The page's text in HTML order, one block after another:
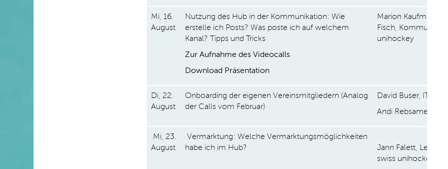
Mi, 16.
August
Nutzung des Hub in der Kommunikation: Wie
erstelle ich Posts? Was poste ich auf welchem
Kanal? Tipps und Tricks
Zur Aufnahme des Videocalls
Download Präsentation
Marion Kaufmann
Fisch,
unihockey
Di, 22.
August
Onboarding der eigenen Vereinsmitgliedern (Analog
der Calls vom Februar)
David Buser, IT
Andi Rebsamen
Mi, 23.
August
Vermarktung: Welche Vermarktungsmöglichkeiten
habe ich im Hub?
Jann Falett, Leiter
swiss unihockey